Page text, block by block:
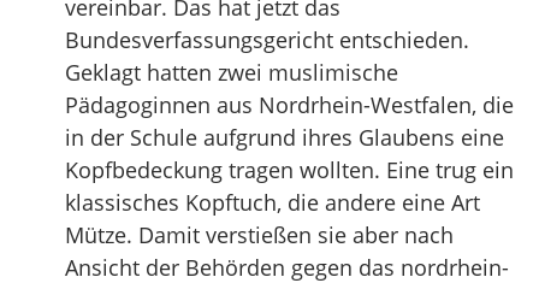
vereinbar. Das hat jetzt das
Bundesverfassungsgericht entschieden.
Geklagt hatten zwei muslimische
Pädagoginnen aus Nordrhein-Westfalen, die
in der Schule aufgrund ihres Glaubens eine
Kopfbedeckung tragen wollten. Eine trug ein
klassisches Kopftuch, die andere eine Art
Mütze. Damit verstießen sie aber nach
Ansicht der Behörden gegen das nordrhein-